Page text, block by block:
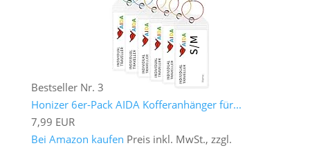
Bestseller Nr. 3
Honizer 6er-Pack AIDA Kofferanhänger für...
7,99 EUR
Bei Amazon kaufen Preis inkl. MwSt., zzgl.